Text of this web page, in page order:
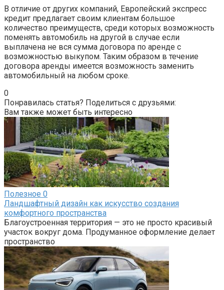
В отличие от других компаний, Европейский экспресс
кредит предлагает своим клиентам большое
количество преимуществ, среди которых возможность
поменять автомобиль на другой в случае если
выплачена не вся сумма договора по аренде с
возможностью выкупом. Таким образом в течение
договора аренды имеется возможность заменить
автомобильный на любом сроке.
0
Понравилась статья? Поделиться с друзьями:
Вам также может быть интересно
Полезное 0
Ландшафтный дизайн как искусство создания
комфортного пространства
Благоустроенная территория — это не просто красивый
участок вокруг дома. Продуманное оформление делает
пространство